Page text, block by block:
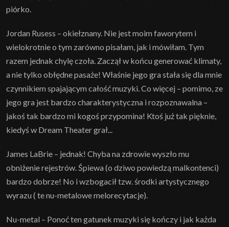
piórko.
Jordan Rusess – okiełznany. Nie jest moim faworytem i
wielokrotnie o tym zarówno pisałam, jak i mówiłam. Tym
razem jednak chylę czoła. Zaczął w końcu generować klimaty,
a nie tylko obłędne pasaże! Właśnie jego gra stała się dla mnie
czynnikiem spajającym całość muzyki. Co więcej – pomimo, ze
jego gra jest bardzo charakterystyczna i rozpoznawalna –
jakoś tak bardzo mi kogoś przypomina! Ktoś już tak pięknie,
kiedyś w Dream Theater grał...
James LaBrie – jednak! Chyba na zdrowie wyszło mu
obniżenie rejestrów. Śpiewa (o dziwo powiedzą malkontenci)
bardzo dobrze! No i wzbogacił tzw. środki artystycznego
wyrazu ( te nu-metalowe melorecytacje).
Nu-metal – Ponoć ten gatunek muzyki się kończy i jak każda